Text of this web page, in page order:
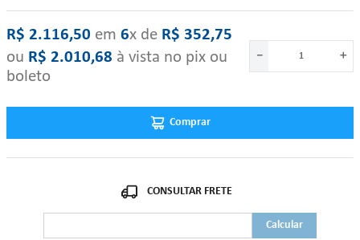
Grades laterais;
Cabeceira regulável;
Revestimento em Corano;
Tratamento anti-ferruginoso, pintura eletrostática à pó;
Estrutura ergonômica;
Ajustável em altura e inclinação;
Comprimento: 180 cm;
"Se algum dos itens acima estiver danificado ou faltando, por favor nos
R$ 2.116,50 ‎ em‎ ‎ 6x de‎ ‎ R$ 352,75
ou R$ 2.010,68 à vista no pix ou
boleto
＋
－
Comprar